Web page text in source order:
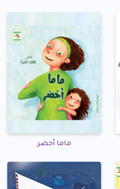
ماما أخضر